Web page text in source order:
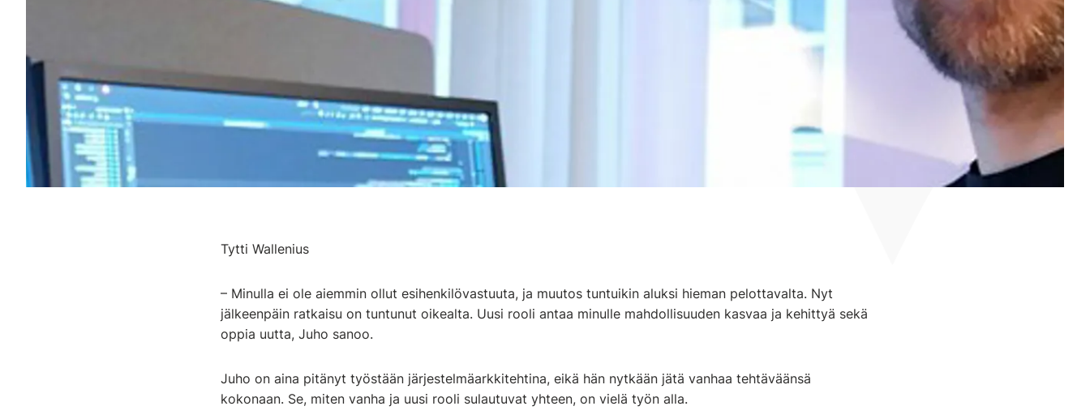
Tytti Wallenius
– Minulla ei ole aiemmin ollut esihenkilövastuuta, ja muutos tuntuikin aluksi hieman pelottavalta. Nyt
jälkeenpäin ratkaisu on tuntunut oikealta. Uusi rooli antaa minulle mahdollisuuden kasvaa ja kehittyä sekä
oppia uutta, Juho sanoo.
Juho on aina pitänyt työstään järjestelmäarkkitehtina, eikä hän nytkään jätä vanhaa tehtäväänsä
kokonaan. Se, miten vanha ja uusi rooli sulautuvat yhteen, on vielä työn alla.